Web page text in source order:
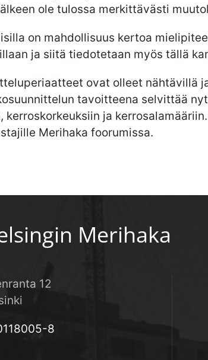
ole tulossa merkittävästi
on mahdollisuus kertoa
ja siitä tiedotetaan myös tällä
ovat olleet nähtävillä
tavoitteena selvittää
kerroskorkeuksiin ja
Merihaka foorumissa.
Merihaka
12
8